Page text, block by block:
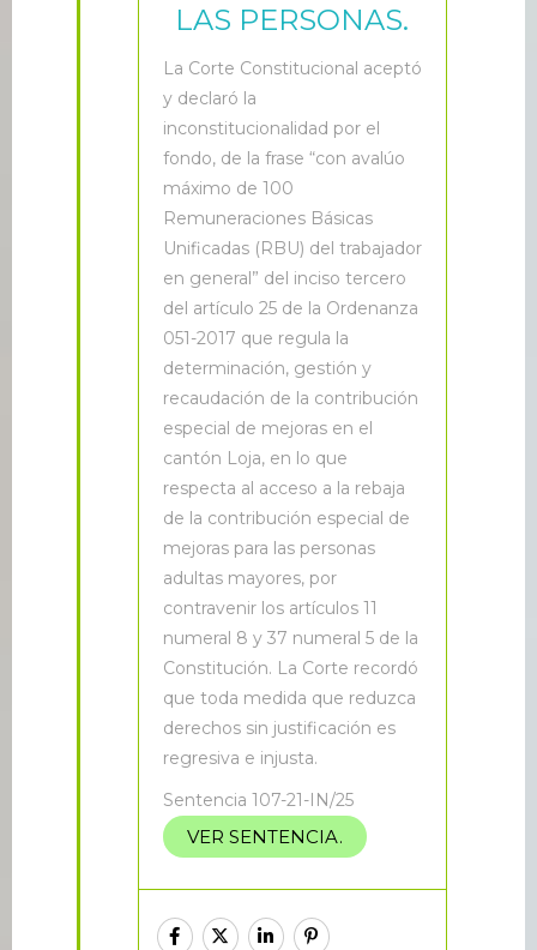
LAS PERSONAS.
La Corte Constitucional aceptó
y declaró la
inconstitucionalidad por el
fondo, de la frase “con avalúo
máximo de 100
Remuneraciones Básicas
Unificadas (RBU) del trabajador
en general” del inciso tercero
del artículo 25 de la Ordenanza
051-2017 que regula la
determinación, gestión y
recaudación de la contribución
especial de mejoras en el
cantón Loja, en lo que
respecta al acceso a la rebaja
de la contribución especial de
mejoras para las personas
adultas mayores, por
contravenir los artículos 11
numeral 8 y 37 numeral 5 de la
Constitución. La Corte recordó
que toda medida que reduzca
derechos sin justificación es
regresiva e injusta.
Sentencia 107-21-IN/25
VER SENTENCIA.